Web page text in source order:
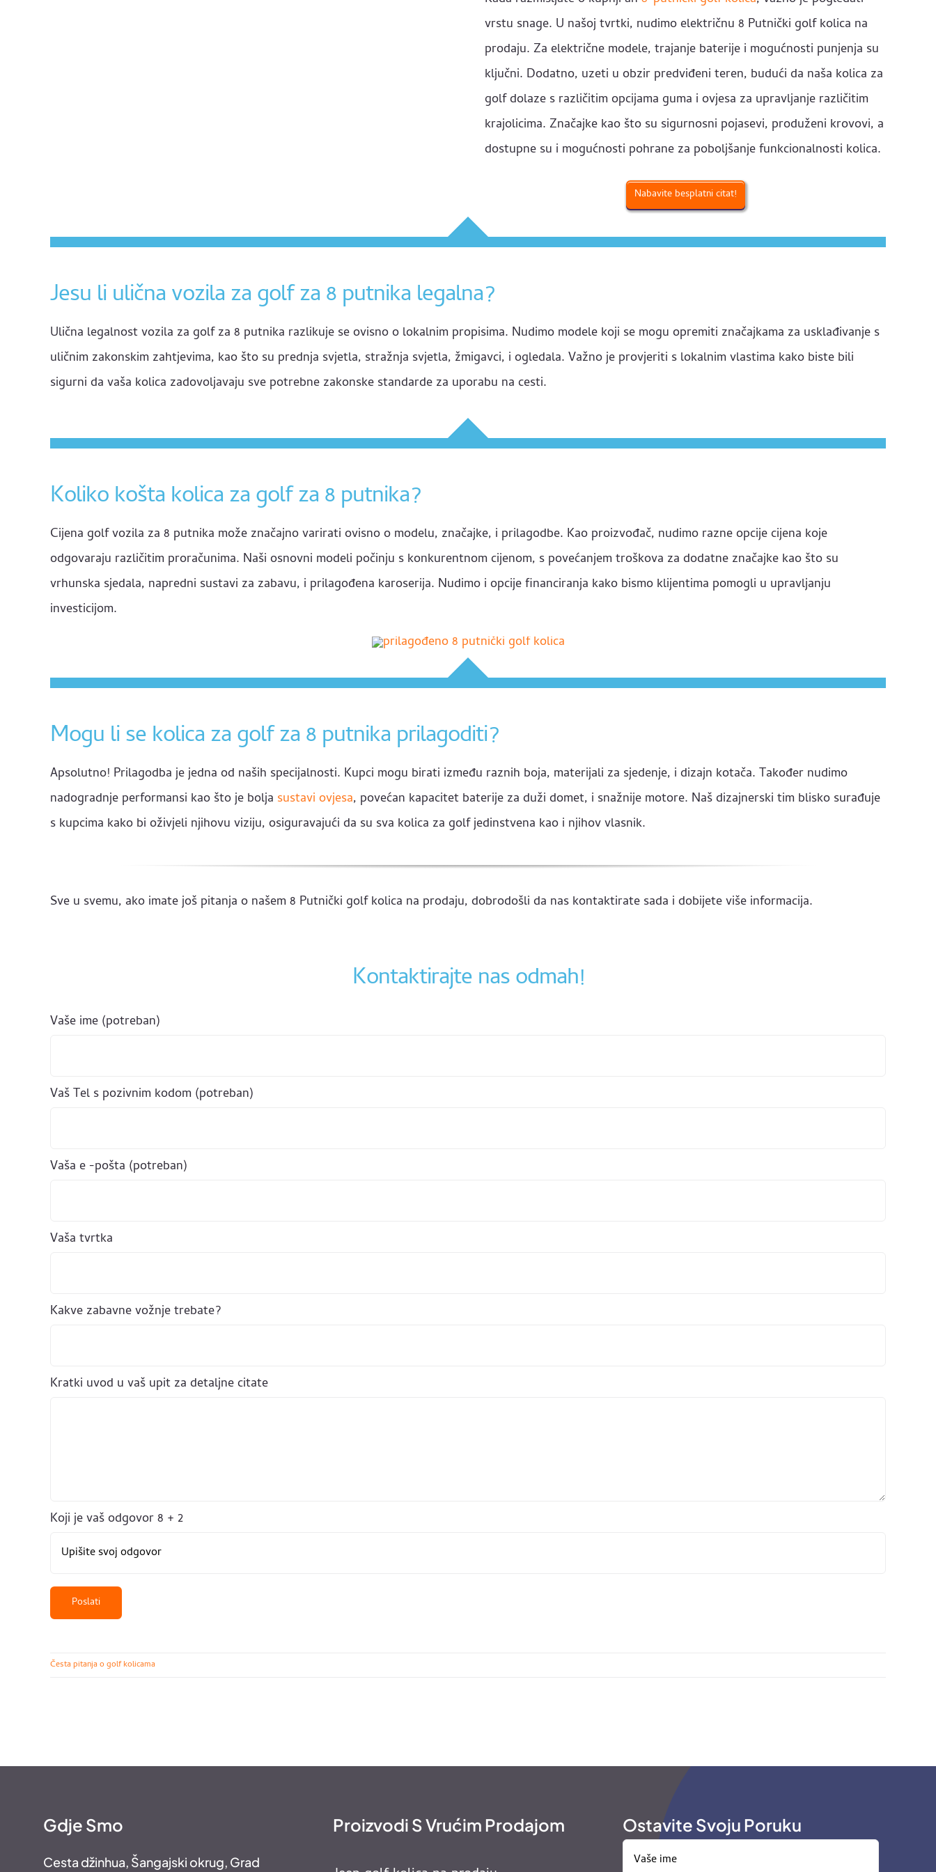
vrstu snage. U našoj tvrtki, nudimo električnu 8 Putnički golf kolica na
prodaju. Za električne modele, trajanje baterije i mogućnosti punjenja su
ključni. Dodatno, uzeti u obzir predviđeni teren, budući da naša kolica za
golf dolaze s različitim opcijama guma i ovjesa za upravljanje različitim
krajolicima. Značajke kao što su sigurnosni pojasevi, produženi krovovi, a
dostupne su i mogućnosti pohrane za poboljšanje funkcionalnosti kolica.
Nabavite besplatni citat!
Jesu li ulična vozila za golf za 8 putnika legalna?
Ulična legalnost vozila za golf za 8 putnika razlikuje se ovisno o lokalnim propisima. Nudimo modele koji se mogu opremiti značajkama za usklađivanje s
uličnim zakonskim zahtjevima, kao što su prednja svjetla, stražnja svjetla, žmigavci, i ogledala. Važno je provjeriti s lokalnim vlastima kako biste bili
sigurni da vaša kolica zadovoljavaju sve potrebne zakonske standarde za uporabu na cesti.
Koliko košta kolica za golf za 8 putnika?
Cijena golf vozila za 8 putnika može značajno varirati ovisno o modelu, značajke, i prilagodbe. Kao proizvođač, nudimo razne opcije cijena koje
odgovaraju različitim proračunima. Naši osnovni modeli počinju s konkurentnom cijenom, s povećanjem troškova za dodatne značajke kao što su
vrhunska sjedala, napredni sustavi za zabavu, i prilagođena karoserija. Nudimo i opcije financiranja kako bismo klijentima pomogli u upravljanju
investicijom.
Mogu li se kolica za golf za 8 putnika prilagoditi?
Apsolutno! Prilagodba je jedna od naših specijalnosti. Kupci mogu birati između raznih boja, materijali za sjedenje, i dizajn kotača. Također nudimo
nadogradnje performansi kao što je bolja sustavi ovjesa, povećan kapacitet baterije za duži domet, i snažnije motore. Naš dizajnerski tim blisko surađuje
s kupcima kako bi oživjeli njihovu viziju, osiguravajući da su sva kolica za golf jedinstvena kao i njihov vlasnik.
Sve u svemu, ako imate još pitanja o našem 8 Putnički golf kolica na prodaju, dobrodošli da nas kontaktirate sada i dobijete više informacija.
Kontaktirajte nas odmah!
Vaše ime (potreban)
Vaš Tel s pozivnim kodom (potreban)
Vaša e -pošta (potreban)
Vaša tvrtka
Kakve zabavne vožnje trebate?
Kratki uvod u vaš upit za detaljne citate
Koji je vaš odgovor8 + 2
Česta pitanja o golf kolicama
Gdje Smo
Cesta džinhua, Šangajski okrug, Grad
Proizvodi S Vrućim Prodajom Ostavite Svoju Poruku